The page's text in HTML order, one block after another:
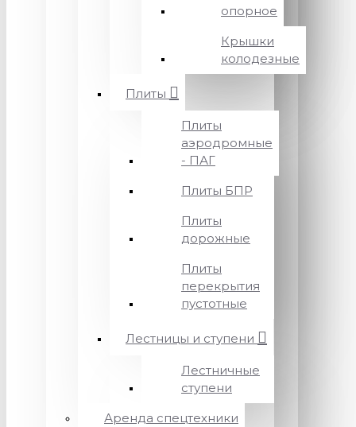
опорное
Крышки
колодезные
Плиты
Плиты
аэродромные
- ПАГ
Плиты БПР
Плиты
дорожные
Плиты
перекрытия
пустотные
Лестницы и ступени
Лестничные
ступени
Аренда спецтехники